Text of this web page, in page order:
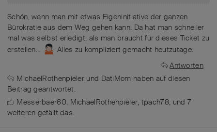
Schön, wenn man mit etwas Eigeninitiative der ganzen
Bürokratie aus dem Weg gehen kann. Da hat man schneller
mal was selbst erledigt, als man braucht für dieses Ticket zu
erstellen…
Alles zu kompliziert gemacht heutzutage.
Antworten
MichaelRothenpieler und DatiMom haben auf diesen
Beitrag geantwortet.
Messerbaer60, MichaelRothenpieler, tpach78, und 7
weiteren gefällt das.